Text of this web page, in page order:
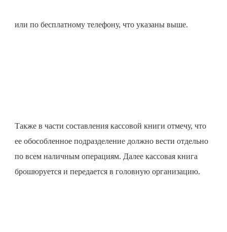
или по бесплатному телефону, что указаны выше.
Также в части составления кассовой книги отмечу, что
ее обособленное подразделение должно вести отдельно
по всем наличным операциям. Далее кассовая книга
брошюруется и передается в головную организацию.